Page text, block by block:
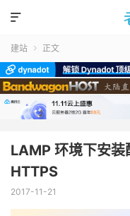

建站  正文
LAMP 环境下安装
HTTPS
2017-11-21